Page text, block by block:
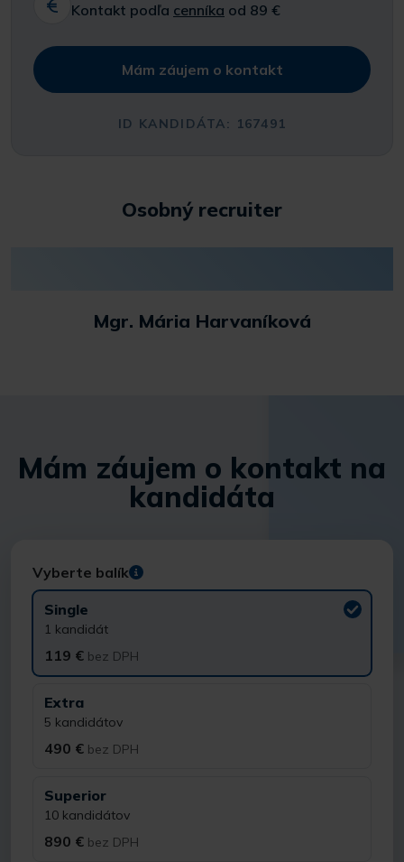
Kontakt podľa cenníka od 89 €
Mám záujem o kontakt
ID KANDIDÁTA: 167491
Osobný recruiter
Mgr. Mária Harvaníková
Mám záujem o kontakt na
kandidáta
Vyberte balík
Single
1 kandidát
119 € bez DPH
Extra
5 kandidátov
490 € bez DPH
Superior
10 kandidátov
890 € bez DPH